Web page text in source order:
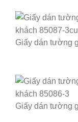
Giấy dán tường
Giấy dán tường